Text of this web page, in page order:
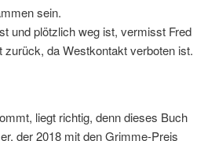
sein.
und plötzlich weg ist, vermisst Fred
da Westkontakt verboten ist.
liegt richtig, denn dieses Buch
der 2018 mit den Grimme-Preis